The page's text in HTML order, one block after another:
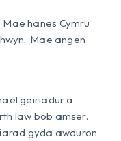
hanes Cymru
Mae angen
geiriadur a
law bob amser.
gyda awduron